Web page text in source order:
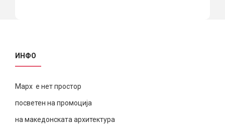
ИНФО
Марх е нет простор
посветен на промоција
на македонската архитектура